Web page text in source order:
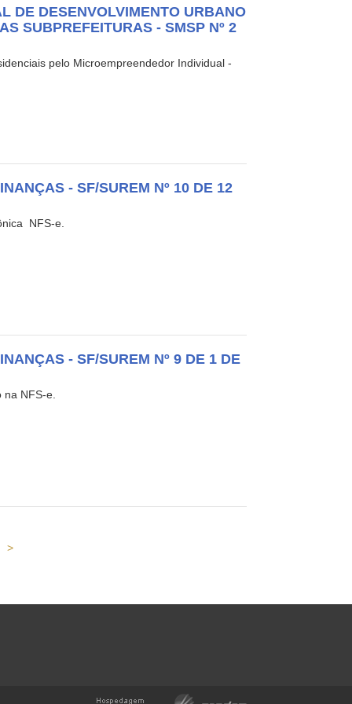
DE DESENVOLVIMENTO URBANO
SUBPREFEITURAS - SMSP Nº 2
pelo Microempreendedor Individual -
- SF/SUREM Nº 10 DE 12
 NFS-e.
- SF/SUREM Nº 9 DE 1 DE
NFS-e.
>